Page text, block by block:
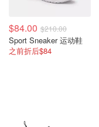
$84.00 $210.00
Sport Sneaker 运动鞋
之前折后$84